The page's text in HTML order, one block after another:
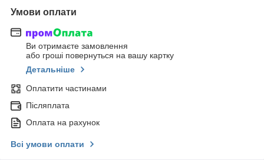
Умови оплати
Ви отримаєте замовлення
або гроші повернуться на вашу картку
Детальніше
Оплатити частинами
Післяплата
Оплата на рахунок
Всі умови оплати